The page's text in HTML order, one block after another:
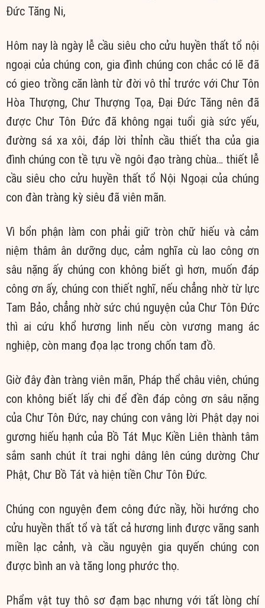
Đức Tăng Ni,
Hôm nay là ngày lễ cầu siêu cho cửu huyền thất tổ nội
ngoại của chúng con, gia đình chúng con chắc có lẽ đã
có gieo trồng căn lành từ đời vô thỉ trước với Chư Tôn
Hòa Thượng, Chư Thượng Tọa, Đại Đức Tăng nên đã
được Chư Tôn Đức đã không ngại tuổi già sức yếu,
đường sá xa xôi, đáp lời thỉnh cầu thiết tha của gia
đình chúng con tề tựu về ngôi đạo tràng chùa… thiết lễ
cầu siêu cho cửu huyền thất tổ Nội Ngoại của chúng
con đàn tràng kỳ siêu đã viên mãn.
Vì bổn phận làm con phải giữ tròn chữ hiếu và cảm
niệm thâm ân dưỡng dục, cảm nghĩa cù lao công ơn
sâu nặng ấy chúng con không biết gì hơn, muốn đáp
công ơn ấy, chúng con thiết nghĩ, nếu chẳng nhờ từ lực
Tam Bảo, chẳng nhờ sức chú nguyện của Chư Tôn Đức
thì ai cứu khổ hương linh nếu còn vương mang ác
nghiệp, còn mang đọa lạc trong chốn tam đồ.
Giờ đây đàn tràng viên mãn, Pháp thể châu viên, chúng
con không biết lấy chi để đền đáp công ơn sâu nặng
của Chư Tôn Đức, nay chúng con vâng lời Phật dạy noi
gương hiếu hạnh của Bồ Tát Mục Kiền Liên thành tâm
sắm sanh chút ít trai nghi dâng lên cúng dường Chư
Phật, Chư Bồ Tát và hiện tiền Chư Tôn Đức.
Chúng con nguyện đem công đức nầy, hồi hướng cho
cửu huyền thất tổ và tất cả hương linh được vãng sanh
miền lạc cảnh, và cầu nguyện gia quyến chúng con
được bình an và tăng long phước thọ.
Phẩm vật tuy thô sơ đạm bạc nhưng với tất lòng chí